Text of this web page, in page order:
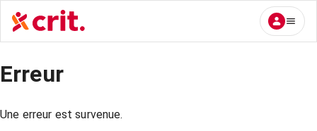
Erreur
Une erreur est survenue.